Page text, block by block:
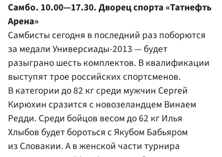
Самбо. 10.00—17.30. Дворец спорта «Татнефть
Арена»
Самбисты сегодня в последний раз поборются
за медали Универсиады-2013 — будет
разыграно шесть комплектов. В квалификации
выступят трое российских спортсменов.
В категории до 82 кг среди мужчин Сергей
Кирюхин сразится с новозеландцем Винаем
Редди. Среди бойцов весом до 62 кгИлья
Хлыбов будет бороться с Якубом Бабьяром
из Словакии. А в женской части турнира